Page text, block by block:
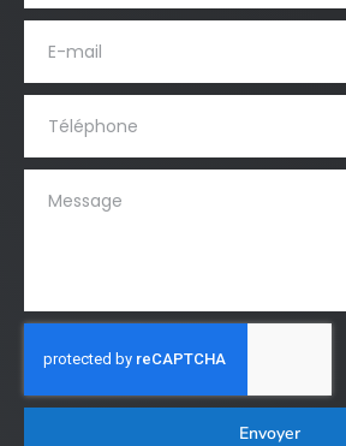
Envoyer